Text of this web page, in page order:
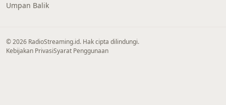
Umpan Balik
© 2026 RadioStreaming.id. Hak cipta dilindungi.
Kebijakan PrivasiSyarat Penggunaan